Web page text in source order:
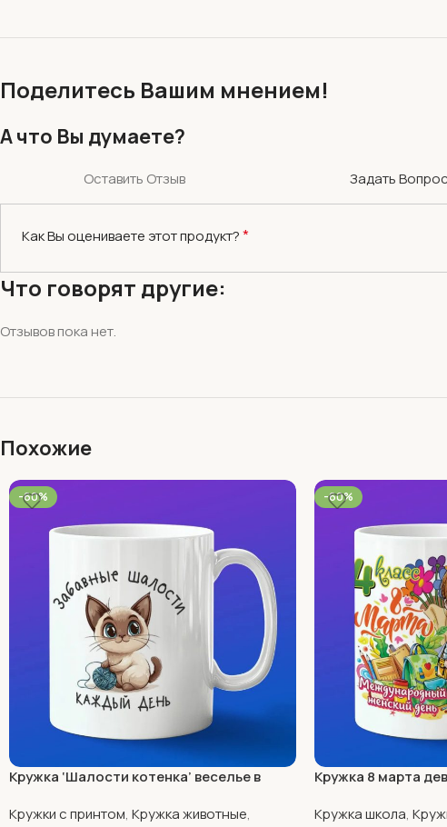
Поделитесь Вашим мнением!
А что Вы думаете?
Оставить Отзыв Задать Вопрос
Как Вы оцениваете этот продукт?*
Что говорят другие:
Отзывов пока нет.
Похожие
-60%
Кружка ‘Шалости котенка’ веселье в
Кружки с принтом, Кружка животные,
-60%
Кружка 8 марта
Кружка школа,